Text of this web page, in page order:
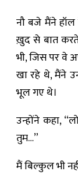
नौ बजे मैंने
ख़ुद से बात
भी, जिस पर वे
खा रहे थे, मैंने
भूल गए थे।
उन्होंने कहा,
तुम…”
मैं बिल्कुल भी